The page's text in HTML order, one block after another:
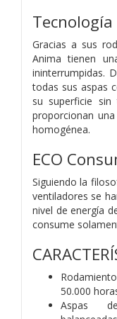
Tecnología
Gracias a sus
Anima tienen
ininterrumpidas.
todas sus aspas
su superficie
proporcionan
homogénea.
ECO
Siguiendo la
ventiladores se
nivel de energía
consume
50.000
Aspas